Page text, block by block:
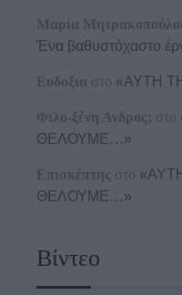
Μαρία
Ένα βαθυστόχαστο
Ευδοξια στο «ΑΥΤΗ
Φιλο-ξένη Ανδρος; στο
ΘΕΛΟΥΜΕ…»
Επισκέπτης στο
ΘΕΛΟΥΜΕ…»
Βίντεο